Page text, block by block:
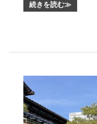
続きを読む≫